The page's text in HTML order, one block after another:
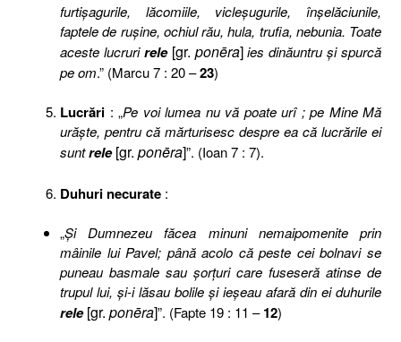
furtişagurile, lăcomiile, vicleşugurile, înşelăciunile,
faptele de ruşine, ochiul rău, hula, trufia, nebunia. Toate
aceste lucrurirele [gr. ponēra]ies dinăuntru şi spurcă
pe om.” (Marcu 7 : 20 –23)
Lucrări : „Pe voi lumea nu vă poate urî ; pe Mine Mă
urăşte, pentru că mărturisesc despre ea că lucrările ei
suntrele[gr. ponēra]”. (Ioan 7 : 7).
Duhuri necurate :
„Şi Dumnezeu făcea minuni nemaipomenite prin
mâinile lui Pavel; până acolo că peste cei bolnavi se
puneau basmale sau şorţuri care fuseseră atinse de
trupul lui, şi-i lăsau bolile şi ieşeau afară din ei duhurile
rele[gr. ponēra]”. (Fapte 19 : 11 –12)